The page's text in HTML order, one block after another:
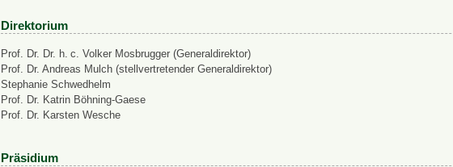
Direktorium
Prof. Dr. Dr. h. c. Volker Mosbrugger (Generaldirektor)
Prof. Dr. Andreas Mulch (stellvertretender Generaldirektor)
Stephanie Schwedhelm
Prof. Dr. Katrin Böhning-Gaese
Prof. Dr. Karsten Wesche
Präsidium